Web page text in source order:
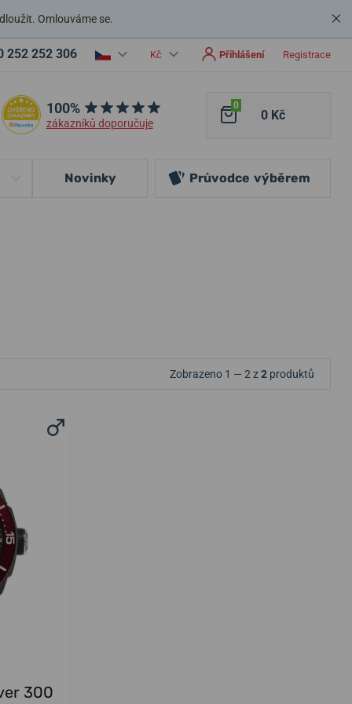
Omlouváme se.
252 252 306 Kč Přihlášení Registrace
100%
zákazníků doporučuje
0
0 Kč
Novinky Průvodce výběrem
Zobrazeno 1 — 2 z2 produktů
300